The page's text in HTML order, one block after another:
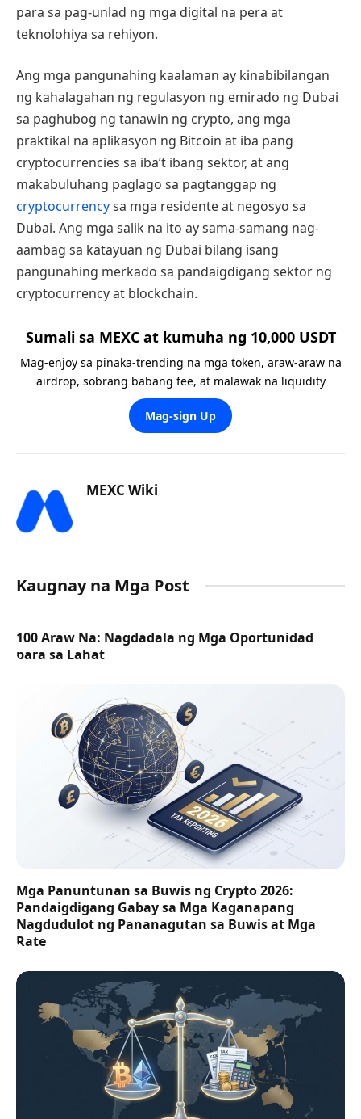
para sa pag-unlad ng mga digital na pera at
teknolohiya sa rehiyon.
Ang mga pangunahing kaalaman ay kinabibilangan
ng kahalagahan ng regulasyon ng emirado ng Dubai
sa paghubog ng tanawin ng crypto, ang mga
praktikal na aplikasyon ng Bitcoin at iba pang
cryptocurrencies sa iba’t ibang sektor, at ang
makabuluhang paglago sa pagtanggap ng
cryptocurrencysa mga residente at negosyo sa
Dubai. Ang mga salik na ito ay sama-samang nag-
aambag sa katayuan ng Dubai bilang isang
pangunahing merkado sa pandaigdigang sektor ng
cryptocurrency at blockchain.
Sumali sa MEXC at kumuha ng 10,000 USDT
Mag-enjoy sa pinaka-trending na mga token, araw-araw na
airdrop, sobrang babang fee, at malawak na liquidity
Mag-sign Up
MEXC Wiki
Kaugnay na Mga Post
100 Araw Na: Nagdadala ng Mga Oportunidad
para sa Lahat
Mga Panuntunan sa Buwis ng Crypto 2026:
Pandaigdigang Gabay sa Mga Kaganapang
Nagdudulot ng Pananagutan sa Buwis at Mga
Rate